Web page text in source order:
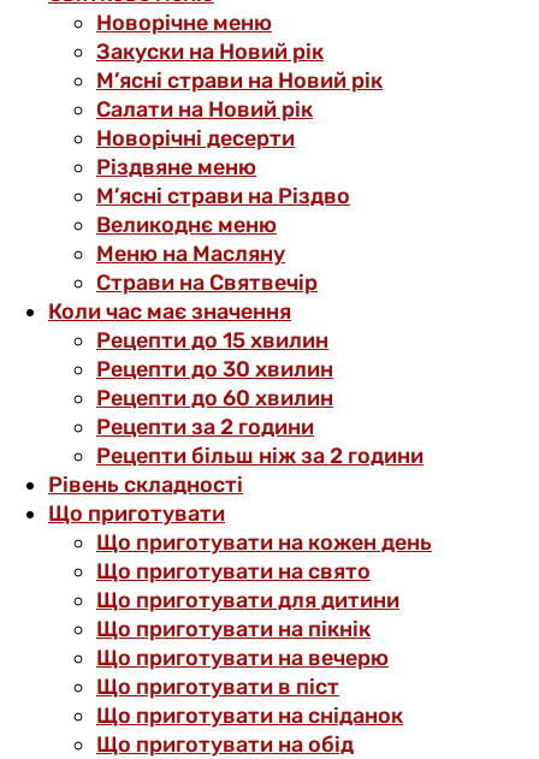
Новорічне меню
Закуски на Новий рік
М’ясні страви на Новий рік
Салати на Новий рік
Новорічні десерти
Різдвяне меню
М’ясні страви на Різдво
Великоднє меню
Меню на Масляну
Страви на Святвечір
Коли час має значення
Рецепти до 15 хвилин
Рецепти до 30 хвилин
Рецепти до 60 хвилин
Рецепти за 2 години
Рецепти більш ніж за 2 години
Рівень складності
Що приготувати
Що приготувати на кожен день
Що приготувати на свято
Що приготувати для дитини
Що приготувати на пікнік
Що приготувати на вечерю
Що приготувати в піст
Що приготувати на сніданок
Що приготувати на обід